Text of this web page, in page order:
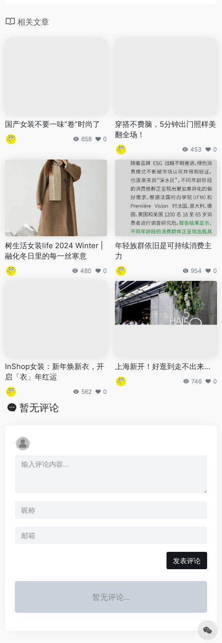
相关文章
国产女装不要一味“卷”时尚了
658 0
穿搭不费脑，5分钟出门照样美
翻全场！
453 0
树生活女装life 2024 Winter |
融化冬日里的每一丝寒意
480 0
年轻族群依旧是可持续消费主
力
954 0
InShop女装：新年焕新衣，开
启「衣」年红运
562 0
上海新开！好逛到走不出来…
746 0
暂无评论
发表评论
暂无评论...